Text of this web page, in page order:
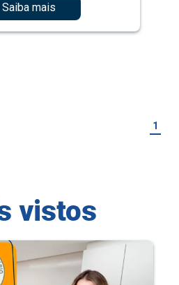
Saiba mais
1
vistos